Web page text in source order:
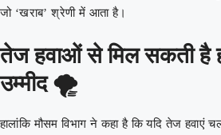
जो ‘खराब’ श्रेणी में आता है।
तेज हवाओं से मिल सकती है
उम्मीद 🌪️
हालांकि मौसम विभाग ने कहा है कि यदि तेज हवाएं